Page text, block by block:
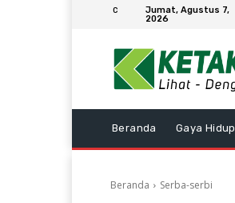
C
Jumat, Agustus 7,
2026
Beranda Gaya Hidup
Beranda Serba-serbi